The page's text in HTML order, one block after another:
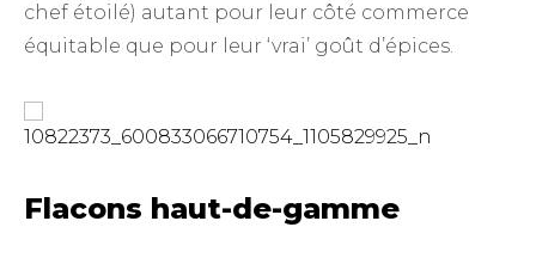
chef étoilé) autant pour leur côté commerce
équitable que pour leur ‘vrai’ goût d’épices.
Flacons haut-de-gamme